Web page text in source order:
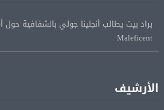
Maleficent
الأرشيف